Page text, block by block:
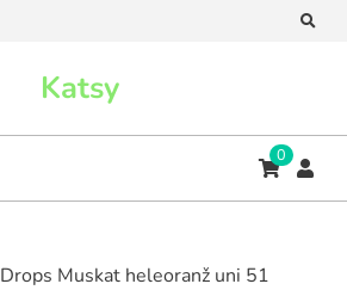
Katsy
0
Drops Muskat heleoranž uni 51